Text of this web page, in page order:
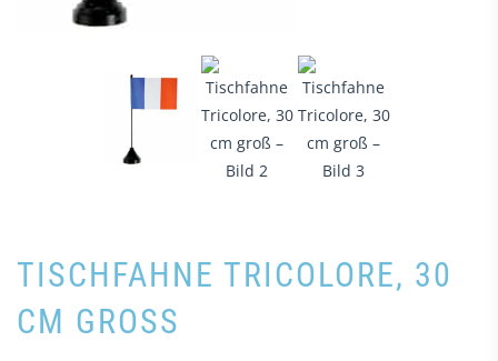
TISCHFAHNE TRICOLORE, 30
CM GROSS